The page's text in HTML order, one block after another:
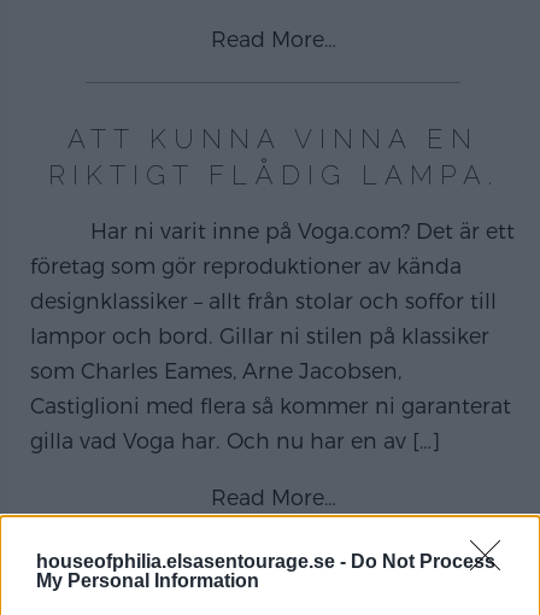
houseofphilia.elsasentourage.se - Do Not Process
My Personal Information
Read More…
ATT KUNNA VINNA EN
RIKTIGT FLÅDIG LAMPA.
Har ni varit inne på Voga.com? Det är ett
företag som gör reproduktioner av kända
designklassiker – allt från stolar och soffor till
lampor och bord. Gillar ni stilen på klassiker
som Charles Eames, Arne Jacobsen,
Castiglioni med flera så kommer ni garanterat
gilla vad Voga har. Och nu har en av […]
Read More…
ATT HA HELT FEL PÅ